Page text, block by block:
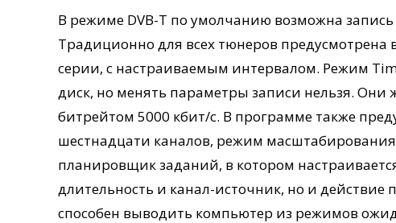
В режиме DVB-T по умолчанию возможна запись
Традиционно для всех тюнеров предусмотрена
серии, с настраиваемым интервалом. Режим
диск, но менять параметры записи нельзя. Они
битрейтом 5000 кбит/с. В программе также
шестнадцати каналов, режим
планировщик заданий, в котором
длительность и канал-источник, но и
способен выводить компьютер из режимов